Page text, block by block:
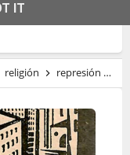
religión represión
IT